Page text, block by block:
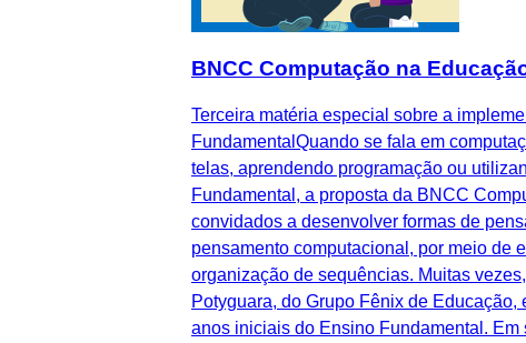
BNCC Computação na
Terceira matéria especial sobre a
FundamentalQuando se fala em
telas, aprendendo programação ou
Fundamental, a proposta da BNCC
convidados a desenvolver formas de
pensamento computacional, por meio de
organização de sequências. Muitas
Potyguara, do Grupo Fênix de
anos iniciais do Ensino Fundamental.